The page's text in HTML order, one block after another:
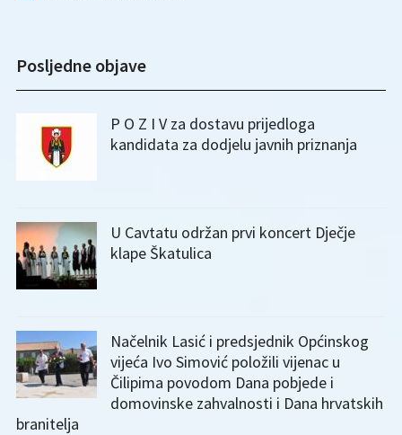
Posljedne objave
P O Z I V za dostavu prijedloga
kandidata za dodjelu javnih priznanja
U Cavtatu održan prvi koncert Dječje
klape Škatulica
Načelnik Lasić i predsjednik Općinskog
vijeća Ivo Simović položili vijenac u
Čilipima povodom Dana pobjede i
domovinske zahvalnosti i Dana hrvatskih
branitelja